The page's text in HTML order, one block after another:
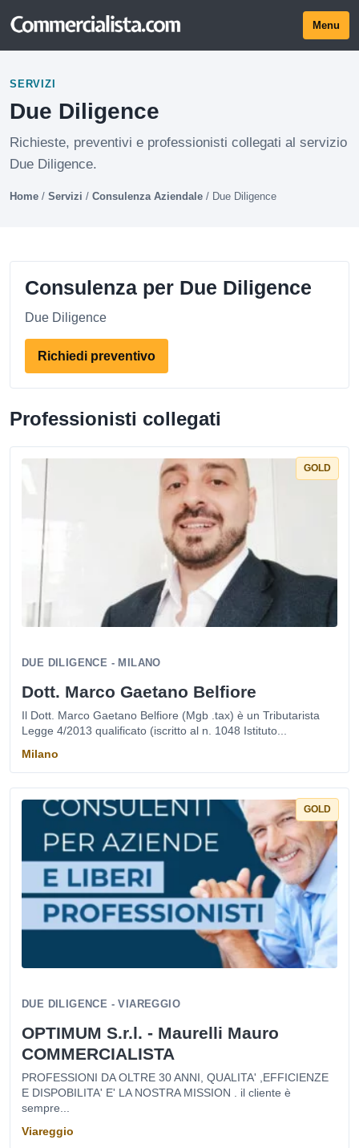
Menu
SERVIZI
Due Diligence
Richieste, preventivi e professionisti collegati al servizio
Due Diligence.
Home / Servizi / Consulenza Aziendale / Due Diligence
Consulenza per Due Diligence
Due Diligence
Richiedi preventivo
Professionisti collegati
GOLD
DUE DILIGENCE - MILANO
Dott. Marco Gaetano Belfiore
Il Dott. Marco Gaetano Belfiore (Mgb .tax) è un Tributarista
Legge 4/2013 qualificato (iscritto al n. 1048 Istituto...
Milano
GOLD
DUE DILIGENCE - VIAREGGIO
OPTIMUM S.r.l. - Maurelli Mauro
COMMERCIALISTA
PROFESSIONI DA OLTRE 30 ANNI, QUALITA' ,EFFICIENZE
E DISPOBILITA' E' LA NOSTRA MISSION . il cliente è
sempre...
Viareggio